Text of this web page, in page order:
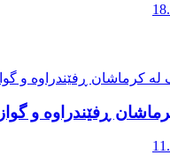
ڕفێندراوە و